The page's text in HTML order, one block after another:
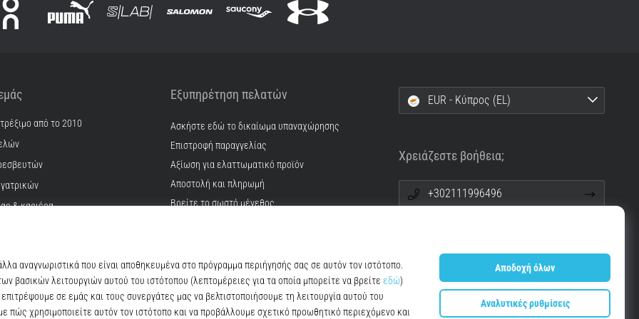
από το 2010
& καριέρα
Εξυπηρέτηση πελατών
Ασκήστε εδώ το δικαίωμα υπαναχώρησης
Επιστροφή παραγγελίας
Αξίωση για ελαττωματικό προϊόν
Αποστολή και πληρωμή
Βρείτε το σωστό μέγεθος
Πολιτική απορρήτου
EUR - Κύπρος (EL)
Χρειάζεστε βοήθεια;
+302111996496